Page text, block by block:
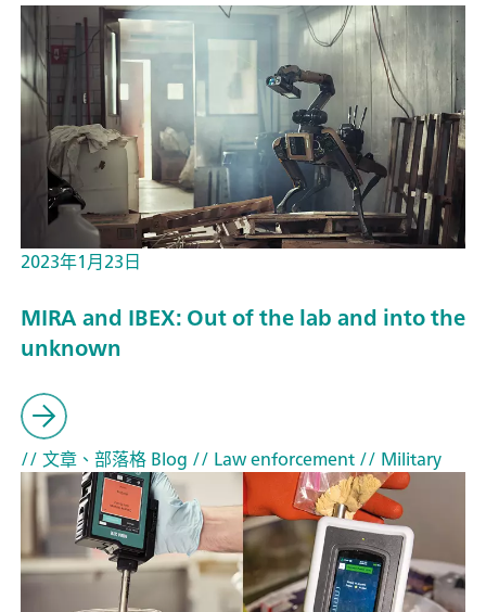
2023年1月23日
MIRA and IBEX: Out of the lab and into the
unknown
// 文章、部落格 Blog // Law enforcement// Military